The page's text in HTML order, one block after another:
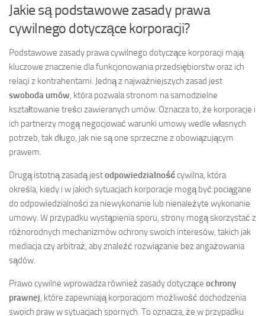
Jakie są podstawowe zasady prawa
cywilnego dotyczące korporacji?
Podstawowe zasady prawa cywilnego dotyczące korporacji mają
kluczowe znaczenie dla funkcjonowania przedsiębiorstw oraz ich
relacji z kontrahentami. Jedną z najważniejszych zasad jest
swoboda umów , która pozwala stronom na samodzielne
kształtowanie treści zawieranych umów. Oznacza to, że korporacje i
ich partnerzy mogą negocjować warunki umowy wedle własnych
potrzeb, tak długo, jak nie są one sprzeczne z obowiązującym
prawem.
Drugą istotną zasadą jestodpowiedzialnośćcywilna, która
określa, kiedy i w jakich sytuacjach korporacje mogą być pociągane
do odpowiedzialności za niewykonanie lub nienależyte wykonanie
umowy. W przypadku wystąpienia sporu, strony mogą skorzystać z
różnorodnych mechanizmów ochrony swoich interesów, takich jak
mediacja czy arbitraż, aby znaleźć rozwiązanie bez angażowania
sądów.
Prawo cywilne wprowadza również zasady dotyczące ochrony
prawnej , które zapewniają korporacjom możliwość dochodzenia
swoich praw w sytuacjach spornych. To oznacza, że w przypadku